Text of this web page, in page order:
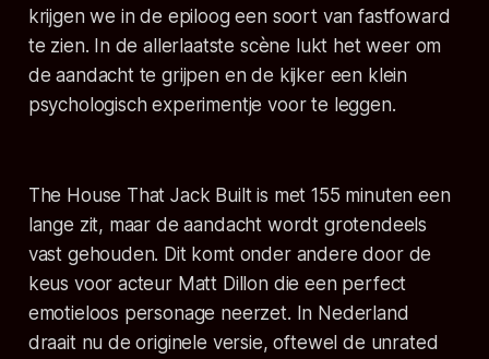
krijgen we in de epiloog een soort van fastfoward
te zien. In de allerlaatste scène lukt het weer om
de aandacht te grijpen en de kijker een klein
psychologisch experimentje voor te leggen.
The House That Jack Built is met 155 minuten een
lange zit, maar de aandacht wordt grotendeels
vast gehouden. Dit komt onder andere door de
keus voor acteur Matt Dillon die een perfect
emotieloos personage neerzet. In Nederland
draait nu de originele versie, oftewel de unrated